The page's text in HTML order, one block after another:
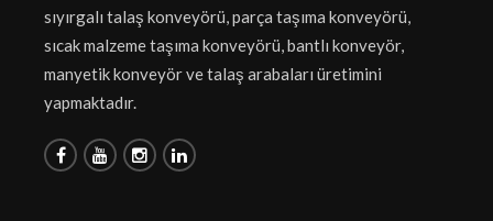
sıyırgalı talaş konveyörü, parça taşıma konveyörü,
sıcak malzeme taşıma konveyörü, bantlı konveyör,
manyetik konveyör ve talaş arabaları üretimini
yapmaktadır.